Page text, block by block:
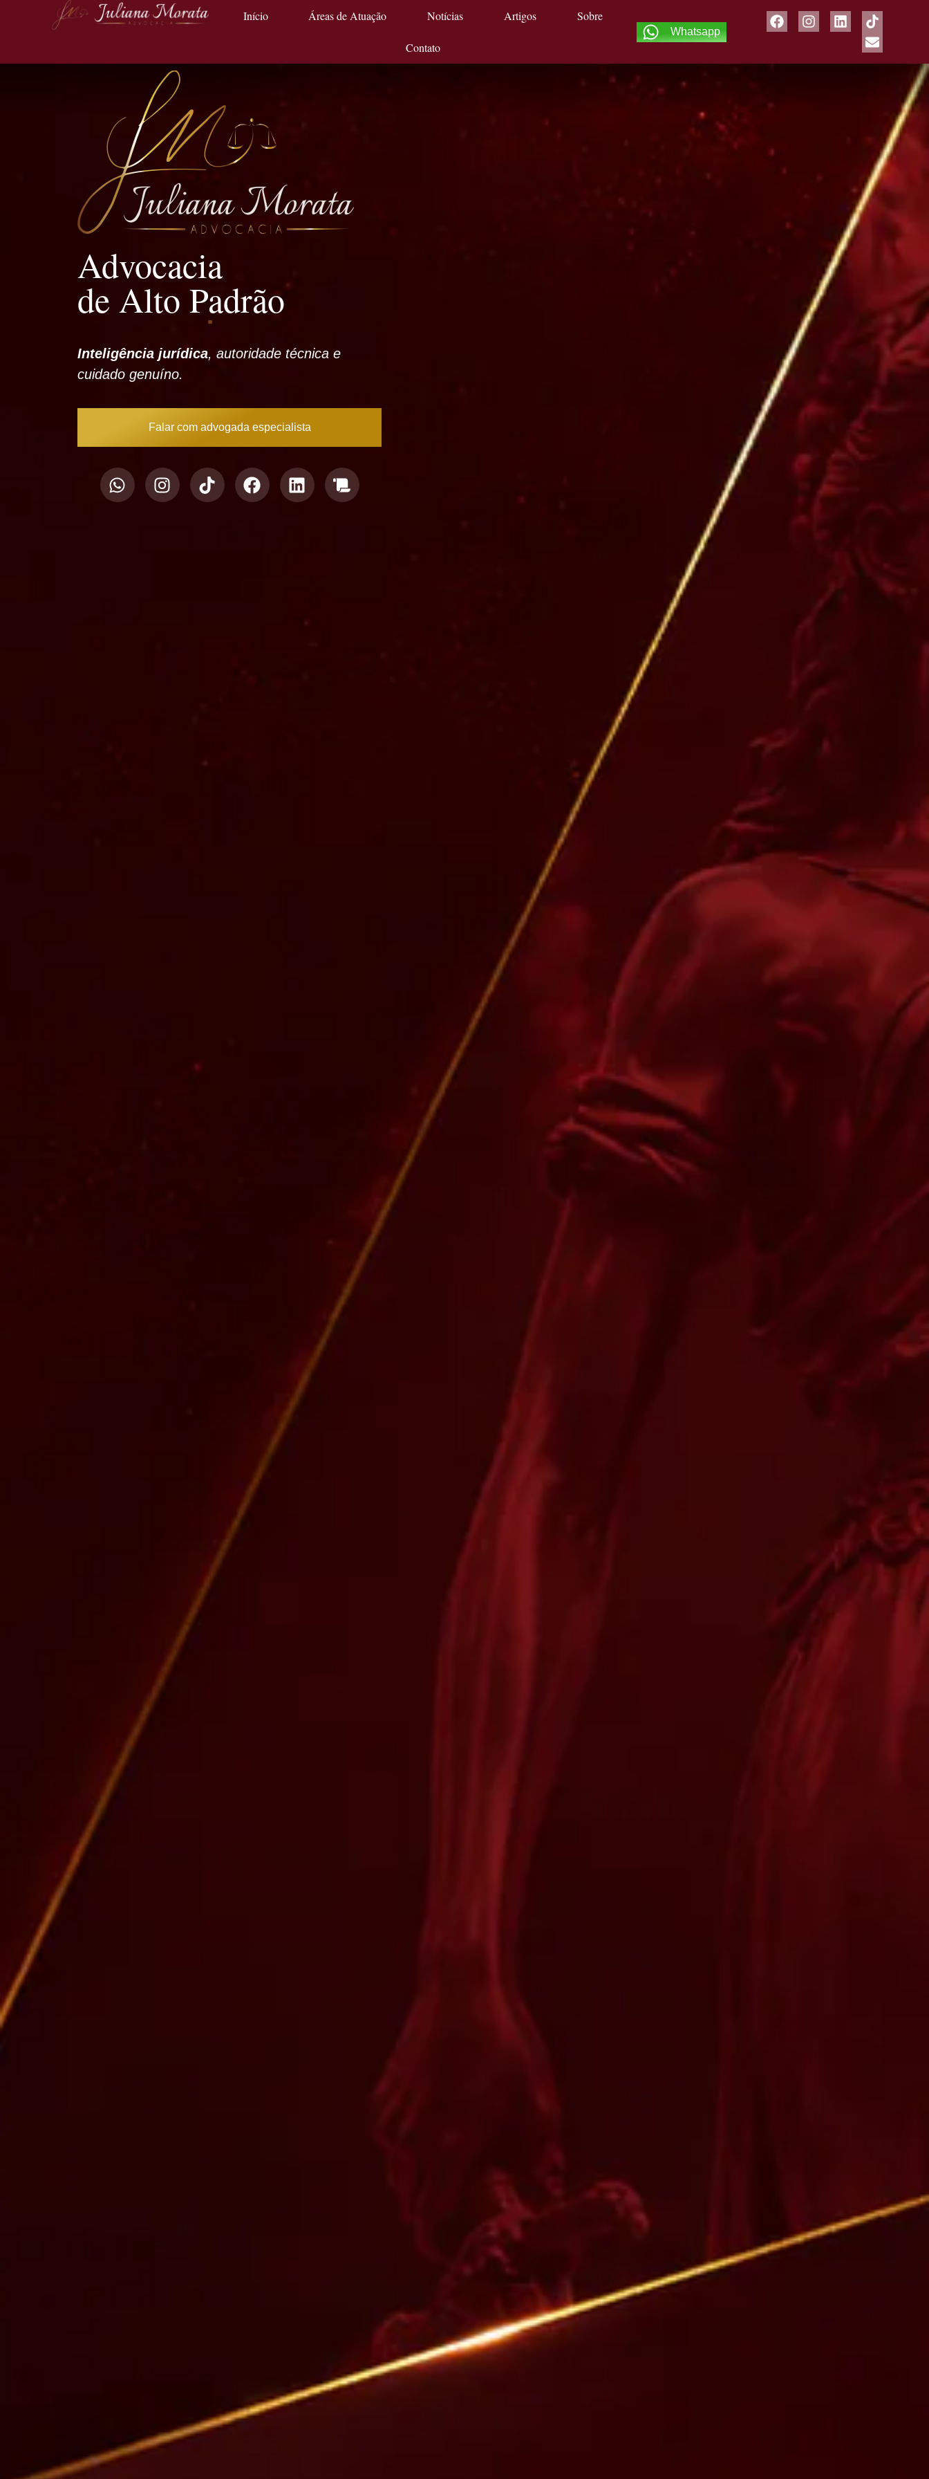
Início Áreas de Atuação Notícias Artigos Sobre
Contato
Whatsapp
Advocacia
de Alto Padrão
Inteligência jurídica, autoridade técnica e
cuidado genuíno.
Falar com advogada especialista